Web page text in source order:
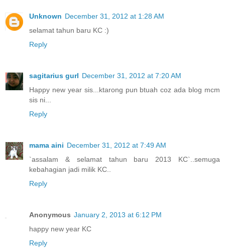
Unknown December 31, 2012 at 1:28 AM
selamat tahun baru KC :)
Reply
sagitarius gurl December 31, 2012 at 7:20 AM
Happy new year sis...ktarong pun btuah coz ada blog mcm
sis ni...
Reply
mama aini December 31, 2012 at 7:49 AM
`assalam & selamat tahun baru 2013 KC`..semuga
kebahagian jadi milik KC..
Reply
Anonymous January 2, 2013 at 6:12 PM
happy new year KC
Reply